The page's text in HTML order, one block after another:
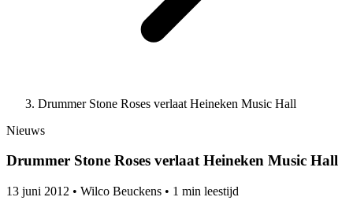
Drummer Stone Roses verlaat Heineken Music Hall
Nieuws
Drummer Stone Roses verlaat Heineken Music Hall
13 juni 2012 • Wilco Beuckens • 1 min leestijd